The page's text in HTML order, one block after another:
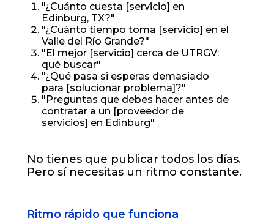
"¿Cuánto cuesta [servicio] en
Edinburg, TX?"
"¿Cuánto tiempo toma [servicio] en el
Valle del Río Grande?"
"El mejor [servicio] cerca de UTRGV:
qué buscar"
"¿Qué pasa si esperas demasiado
para [solucionar problema]?"
"Preguntas que debes hacer antes de
contratar a un [proveedor de
servicios] en Edinburg"
No tienes que publicar todos los días.
Pero sí necesitas un ritmo constante.
Ritmo rápido que funciona